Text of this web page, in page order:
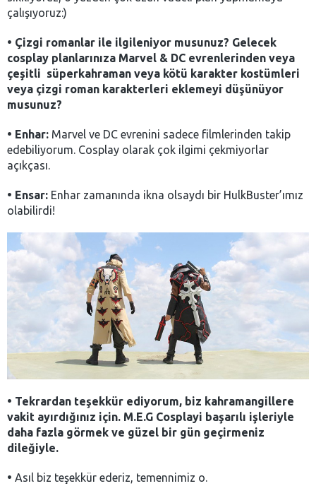
çalışıyoruz:)
• Çizgi romanlar ile ilgileniyor musunuz? Gelecek
cosplay planlarınıza Marvel & DC evrenlerinden veya
çeşitli süperkahraman veya kötü karakter kostümleri
veya çizgi roman karakterleri eklemeyi düşünüyor
musunuz?
• Enhar: Marvel ve DC evrenini sadece filmlerinden takip
edebiliyorum. Cosplay olarak çok ilgimi çekmiyorlar
açıkçası.
• Ensar: Enhar zamanında ikna olsaydı bir HulkBuster’ımız
olabilirdi!
• Tekrardan teşekkür ediyorum, biz kahramangillere
vakit ayırdığınız için. M.E.G Cosplayi başarılı işleriyle
daha fazla görmek ve güzel bir gün geçirmeniz
dileğiyle.
• Asıl biz teşekkür ederiz, temennimiz o.